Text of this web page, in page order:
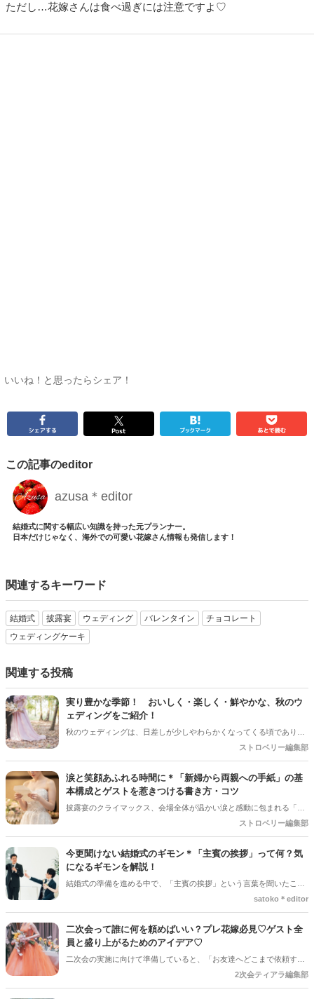
ただし…花嫁さんは食べ過ぎには注意ですよ♡
いいね！と思ったらシェア！
この記事のeditor
azusa＊editor
結婚式に関する幅広い知識を持った元プランナー。
日本だけじゃなく、海外での可愛い花嫁さん情報も発信します！
関連するキーワード
結婚式 披露宴 ウェディング バレンタイン
チョコレート
ウェディングケーキ
関連する投稿
実り豊かな季節！ おいしく・楽しく・鮮やかな、秋のウ
ェディングをご紹介！
秋のウェディングは、日差しが少しやわらかくなってくる頃であり、
色々なことへの行動的がみなぎってくる季節。同時に、おいしいもの
クして準備を進めましょう♪
ストロベリー編集部
涙と笑顔あふれる時間に＊「新婦から両親への手紙」の基
本構成とゲストを惹きつける書き方・コツ
披露宴のクライマックス、会場全体が温かい涙と感動に包まれる「新
婦からご両親への手紙」。結婚式準備の終盤、「何から書き始めれば
レ花嫁さんは本当にたくさんいます。 育ててくれた家族への感謝を伝
える大切な場面だからこそ、心からの想いをまっすぐ届けたいですよ
ね。今回は、読みやすい手紙の基本構成から、ゲストがおいてけぼり
にならないための素敵な工夫まで、詳しくご紹介します◎
ストロベリー編集部
今更聞けない結婚式のギモン＊「主賓の挨拶」って何？気
になるギモンを解説！
結婚式の準備を進める中で、「主賓の挨拶」という言葉を聞いたこと
がある人は多いのではないでしょうか＊ですが、具体的に何をするの
ん。特に初めて結婚式を挙げる新郎新婦さんにとっては、「どんな基
準で選べばいいの？」「頼まれた側はどんなことを話すの？」とギモ
ンが尽きない部分でもあるかと思います＊そこで今回の記事では、
「主賓の挨拶」についての基本的な知識やお願いする相手の選び方、
satoko＊editor
二次会って誰に何を頼めばいい？プレ花嫁必見♡ゲスト全
員と盛り上がるためのアイデア♡
二次会の実施に向けて準備していると、「お友達へどこまで依頼する
のか」と悩まれている花嫁さんを多く見かけます◎ 「二次会の幹事を
2次会ティアラ編集部